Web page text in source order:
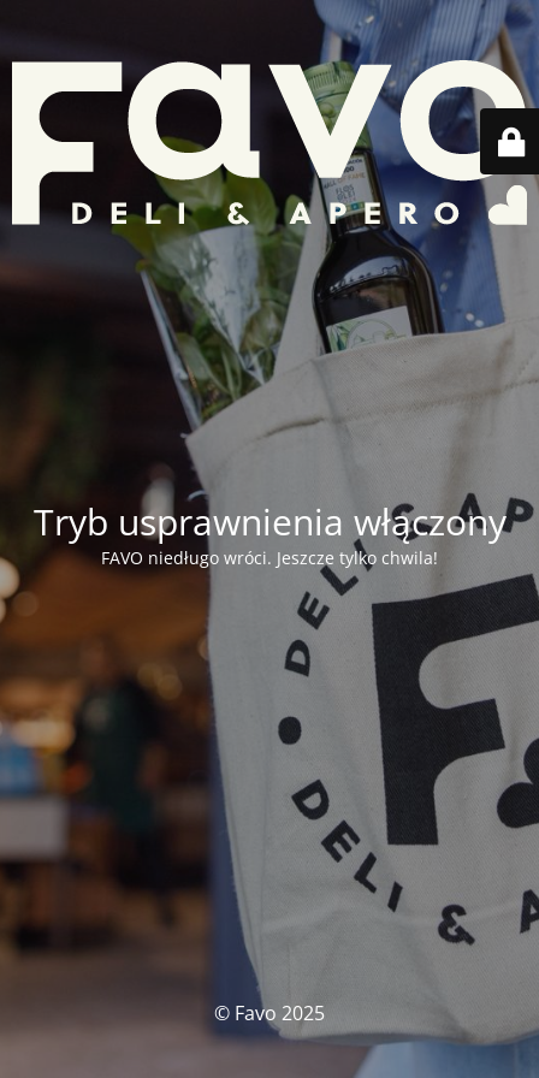
Tryb usprawnienia włączony
FAVO niedługo wróci. Jeszcze tylko chwila!
© Favo 2025